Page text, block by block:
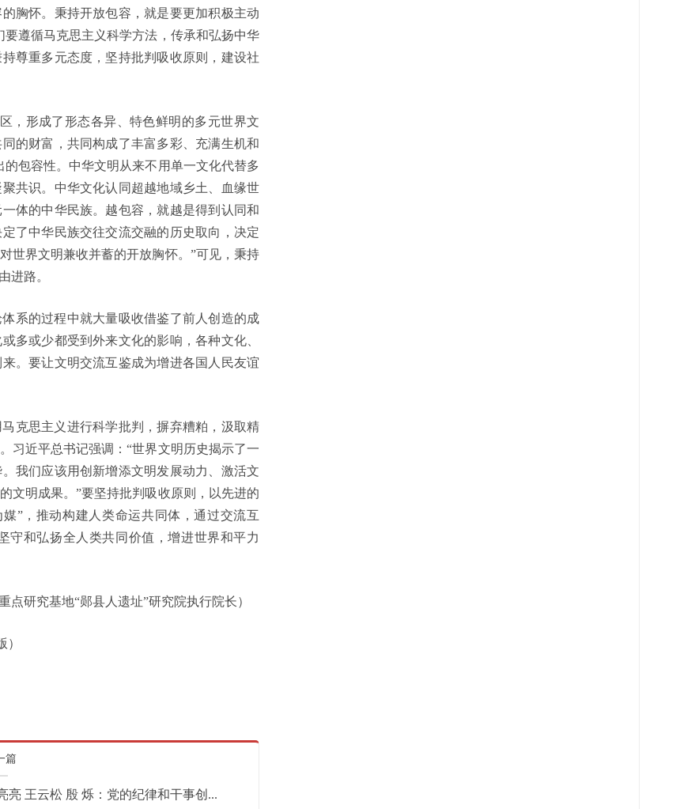
胸怀。秉持开放包容，就是要更加积极主动
遵循马克思主义科学方法，传承和弘扬中华
尊重多元态度，坚持批判吸收原则，建设社
，形成了形态各异、特色鲜明的多元世界文
的财富，共同构成了丰富多彩、充满生机和
包容性。中华文明从来不用单一文化代替多
共识。中华文化认同超越地域乡土、血缘世
体的中华民族。越包容，就越是得到认同和
了中华民族交往交流交融的历史取向，决定
世界文明兼收并蓄的开放胸怀。”可见，秉持
进路。
系的过程中就大量吸收借鉴了前人创造的成
多或少都受到外来文化的影响，各种文化、
。要让文明交流互鉴成为增进各国人民友谊
克思主义进行科学批判，摒弃糟粕，汲取精
习近平总书记强调：“世界文明历史揭示了一
我们应该用创新增添文明发展动力、激活文
文明成果。”要坚持批判吸收原则，以先进的
”，推动构建人类命运共同体，通过交流互
守和弘扬全人类共同价值，增进世界和平力
点研究基地“郧县人遗址”研究院执行院长）
篇
亮 王云松 殷 烁：​党的纪律和干事创...